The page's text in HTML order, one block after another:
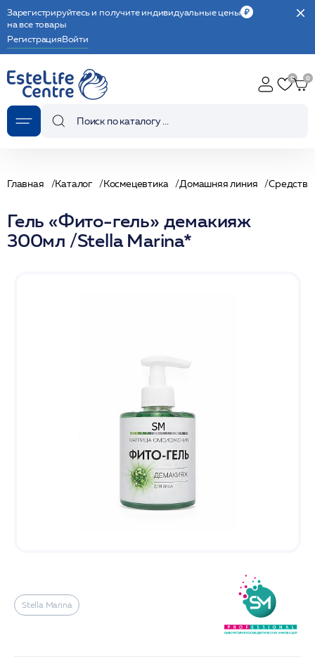
Зарегистрируйтесь и получите индивидуальные цены
на все товары
РегистрацияВойти
Главная Каталог Космецевтика Домашняя линия
Гель «Фито-гель» демакияж
300мл /Stella Marina*
Stella Marina